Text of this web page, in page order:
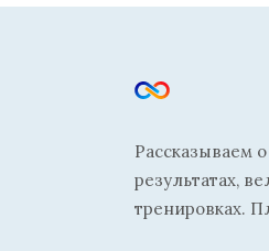
Рассказываем
результатах,
тренировках.